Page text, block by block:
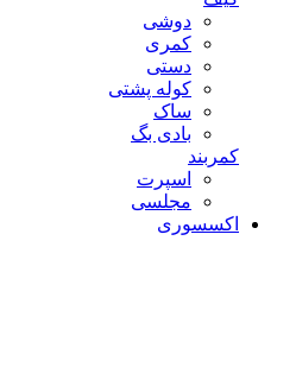
دوشی
کمری
دستی
کوله پشتی
ساک
بادی بگ
کمربند
اسپرت
مجلسی
اکسسوری